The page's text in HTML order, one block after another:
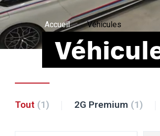
Accueil Véhicules
Tout (1) 2G Premium (1)